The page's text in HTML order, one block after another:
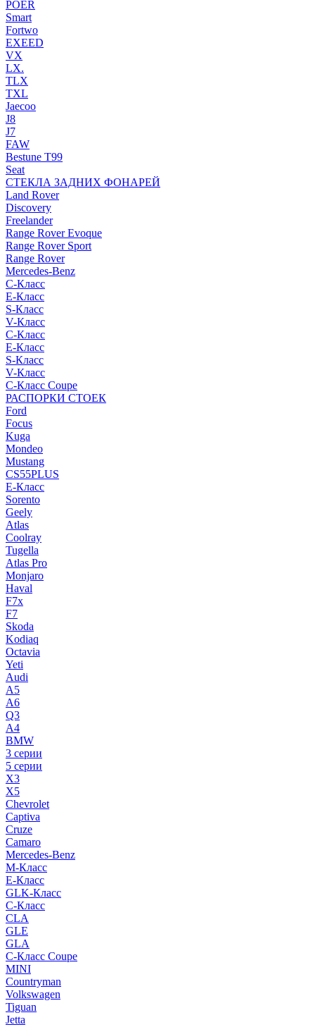
POER
Smart
Fortwo
EXEED
VX
LX.
TLX
TXL
Jaecoo
J8
J7
FAW
Bestune T99
Seat
СТЕКЛА ЗАДНИХ ФОНАРЕЙ
Land Rover
Discovery
Freelander
Range Rover Evoque
Range Rover Sport
Range Rover
Mercedes-Benz
C-Класс
E-Класс
S-Класс
V-Класс
C-Класс
E-Класс
S-Класс
V-Класс
C-Класс Coupe
РАСПОРКИ СТОЕК
Ford
Focus
Kuga
Mondeo
Mustang
CS55PLUS
E-Класс
Sorento
Geely
Atlas
Coolray
Tugella
Atlas Pro
Monjaro
Haval
F7x
F7
Skoda
Kodiaq
Octavia
Yeti
Audi
A5
A6
Q3
A4
BMW
3 серии
5 серии
X3
X5
Chevrolet
Captiva
Cruze
Camaro
Mercedes-Benz
M-Класс
E-Класс
GLK-Класс
C-Класс
CLA
GLE
GLA
C-Класс Coupe
MINI
Countryman
Volkswagen
Tiguan
Jetta